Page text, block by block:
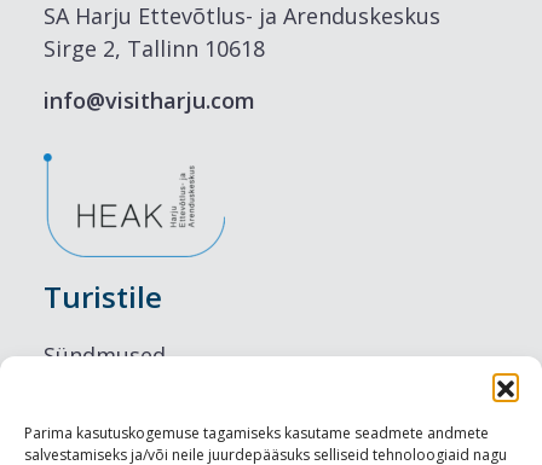
Parima kasutuskogemuse tagamiseks kasutame seadmete andmete
salvestamiseks ja/või neile juurdepääsuks selliseid tehnoloogiaid nagu
SA Harju Ettevõtlus- ja Arenduskeskus
Sirge 2, Tallinn 10618
info@visitharju.com
Turistile
Sündmused